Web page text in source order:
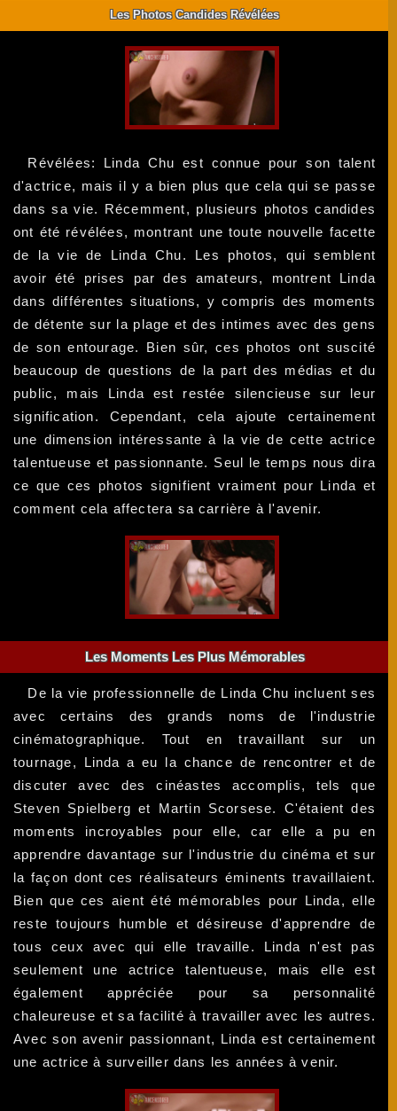
Les Photos Candides Révélées
Révélées: Linda Chu est connue pour son talent
d'actrice, mais il y a bien plus que cela qui se passe
dans sa vie. Récemment, plusieurs photos candides
ont été révélées, montrant une toute nouvelle facette
de la vie de Linda Chu. Les photos, qui semblent
avoir été prises par des amateurs, montrent Linda
dans différentes situations, y compris des moments
de détente sur la plage et des intimes avec des gens
de son entourage. Bien sûr, ces photos ont suscité
beaucoup de questions de la part des médias et du
public, mais Linda est restée silencieuse sur leur
signification. Cependant, cela ajoute certainement
une dimension intéressante à la vie de cette actrice
talentueuse et passionnante. Seul le temps nous dira
ce que ces photos signifient vraiment pour Linda et
comment cela affectera sa carrière à l'avenir.
Les Moments Les Plus Mémorables
De la vie professionnelle de Linda Chu incluent ses
avec certains des grands noms de l'industrie
cinématographique. Tout en travaillant sur un
tournage, Linda a eu la chance de rencontrer et de
discuter avec des cinéastes accomplis, tels que
Steven Spielberg et Martin Scorsese. C'étaient des
moments incroyables pour elle, car elle a pu en
apprendre davantage sur l'industrie du cinéma et sur
la façon dont ces réalisateurs éminents travaillaient.
Bien que ces aient été mémorables pour Linda, elle
reste toujours humble et désireuse d'apprendre de
tous ceux avec qui elle travaille. Linda n'est pas
seulement une actrice talentueuse, mais elle est
également appréciée pour sa personnalité
chaleureuse et sa facilité à travailler avec les autres.
Avec son avenir passionnant, Linda est certainement
une actrice à surveiller dans les années à venir.